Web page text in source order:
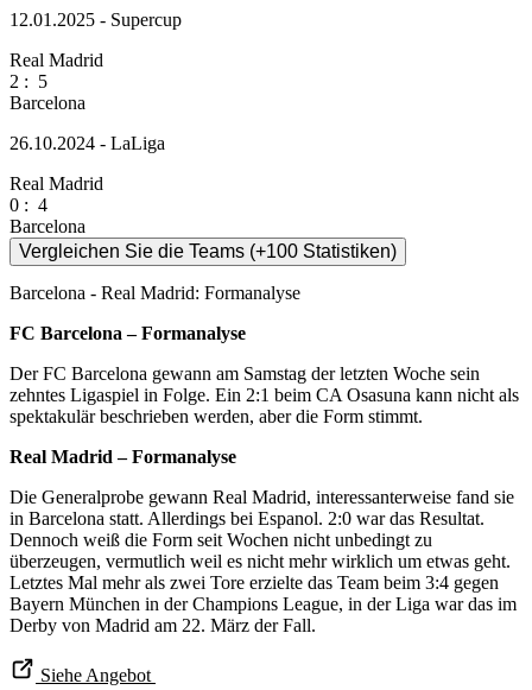
12.01.2025 - Supercup
Real Madrid
2 : 5
Barcelona
26.10.2024 - LaLiga
Real Madrid
0 : 4
Barcelona
Vergleichen Sie die Teams (+100 Statistiken)
Barcelona - Real Madrid: Formanalyse
FC Barcelona – Formanalyse
Der FC Barcelona gewann am Samstag der letzten Woche sein
zehntes Ligaspiel in Folge. Ein 2:1 beim CA Osasuna kann nicht als
spektakulär beschrieben werden, aber die Form stimmt.
Real Madrid – Formanalyse
Die Generalprobe gewann Real Madrid, interessanterweise fand sie
in Barcelona statt. Allerdings bei Espanol. 2:0 war das Resultat.
Dennoch weiß die Form seit Wochen nicht unbedingt zu
überzeugen, vermutlich weil es nicht mehr wirklich um etwas geht.
Letztes Mal mehr als zwei Tore erzielte das Team beim 3:4 gegen
Bayern München in der Champions League, in der Liga war das im
Derby von Madrid am 22. März der Fall.
Siehe Angebot